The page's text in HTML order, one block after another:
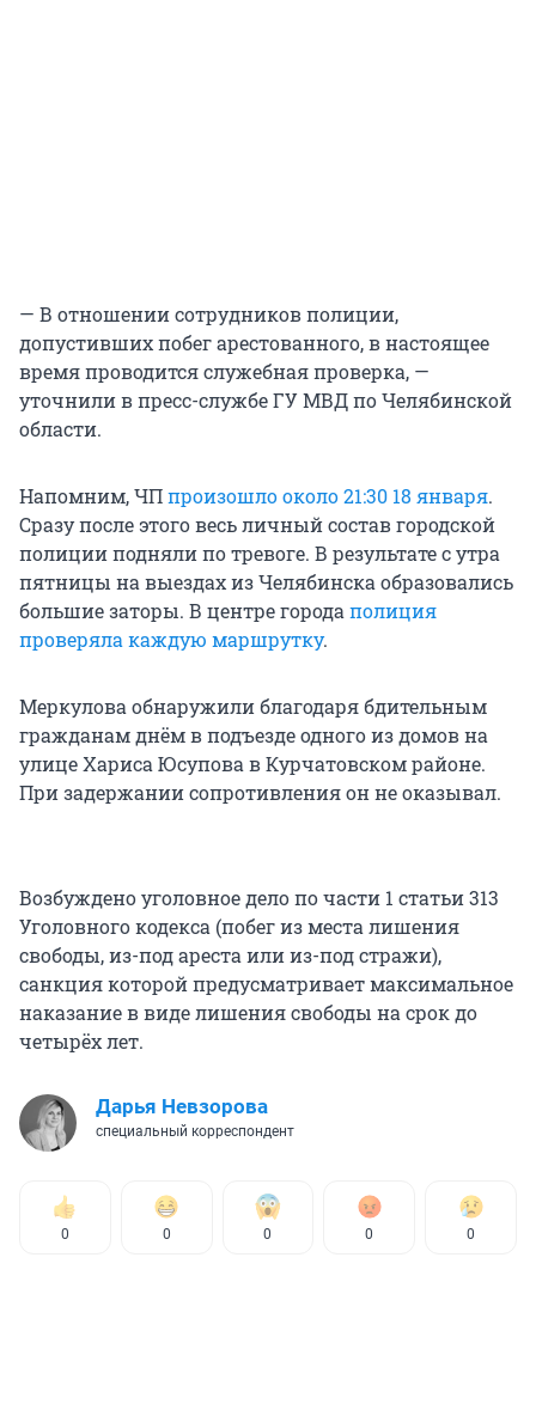
— В отношении сотрудников полиции,
допустивших побег арестованного, в настоящее
время проводится служебная проверка, —
уточнили в пресс-службе ГУ МВД по Челябинской
области.
Напомним, ЧПпроизошло около 21:30 18 января.
Сразу после этого весь личный состав городской
полиции подняли по тревоге. В результате с утра
пятницы на выездах из Челябинска образовались
большие заторы. В центре городаполиция
проверяла каждую маршрутку.
Меркулова обнаружили благодаря бдительным
гражданам днём в подъезде одного из домов на
улице Хариса Юсупова в Курчатовском районе.
При задержании сопротивления он не оказывал.
Возбуждено уголовное дело по части 1 статьи 313
Уголовного кодекса (побег из места лишения
свободы, из-под ареста или из-под стражи),
санкция которой предусматривает максимальное
наказание в виде лишения свободы на срок до
четырёх лет.
Дарья Невзорова
специальный корреспондент
0 0 0 0 0